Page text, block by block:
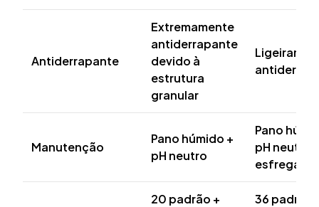
Antiderrapante
Extremamente
antiderrapante
devido à
estrutura
granular
Manutenção
Pano húmido +
pH neutro
Pano
pH neutro,
esfregar
20 padrão +
36 padrão